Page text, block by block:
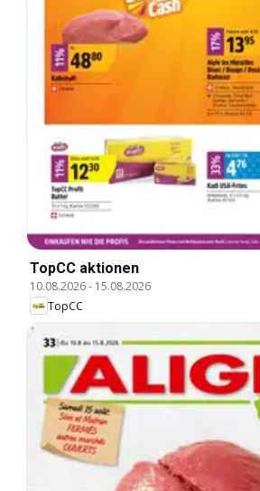
TopCC aktionen
10.08.2026- 15.08.2026
TopCC